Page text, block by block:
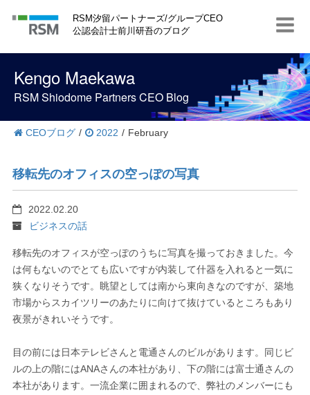
t
RSM汐留パートナーズ/グループCEO
公認会計士前川研吾のブログ
Kengo Maekawa
RSM Shiodome Partners CEO Blog
CEOブログ / 2022 / February
移転先のオフィスの空っぽの写真
2022.02.20
ビジネスの話
移転先のオフィスが空っぽのうちに写真を撮っておきました。今
は何もないのでとても広いですが内装して什器を入れると一気に
狭くなりそうです。眺望としては南から東向きなのですが、築地
市場からスカイツリーのあたりに向けて抜けているところもあり
夜景がきれいそうです。
目の前には日本テレビさんと電通さんのビルがあります。同じビ
ルの上の階にはANAさんの本社があり、下の階には富士通さんの
本社があります。一流企業に囲まれるので、弊社のメンバーにも